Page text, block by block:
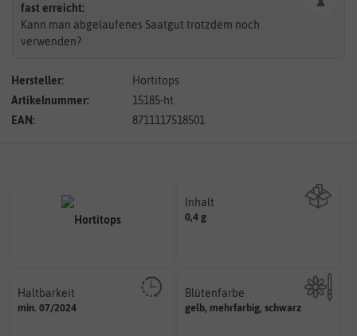
fast erreicht:
Kann man abgelaufenes Saatgut trotzdem noch
verwenden?
Hersteller:
Hortitops
Artikelnummer:
15185-ht
EAN:
8711117518501
Inhalt
0,4 g
Haltbarkeit
min. 07/2024
und Pflanzgut sehr gut keimen
sollte.
Blütenfarbe
gelb, mehrfarbig, schwarz
Kann auch mehrfarbig sein.